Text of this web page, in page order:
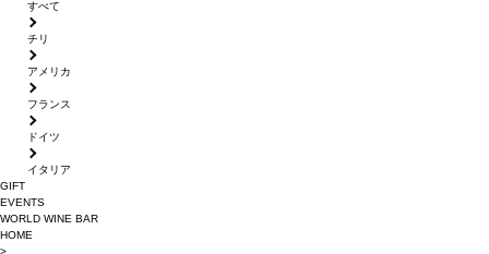
すべて
チリ
アメリカ
フランス
ドイツ
イタリア
GIFT
EVENTS
WORLD WINE BAR
HOME
>